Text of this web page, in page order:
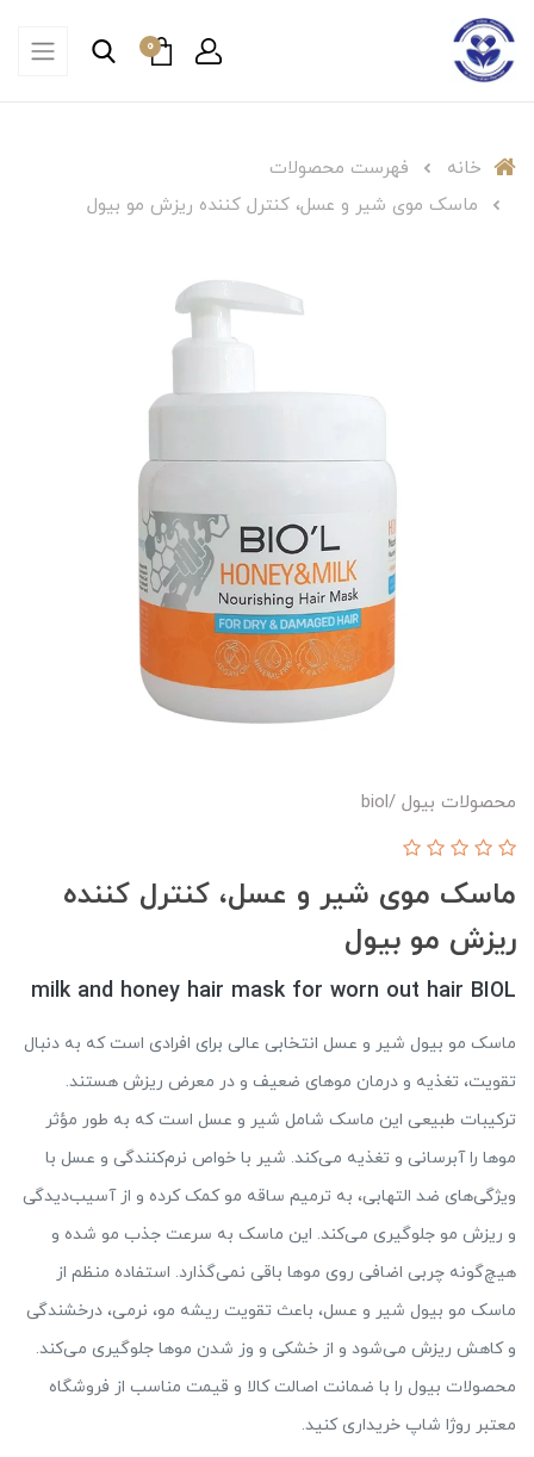
0
خانه
فهرست محصولات
ماسک موی شیر و عسل، کنترل کننده ریزش مو بیول
محصولات بیول /biol
ماسک موی شیر و عسل، کنترل کننده
ریزش مو بیول
milk and honey hair mask for worn out hair BIOL
ماسک مو بیول شیر و عسل انتخابی عالی برای افرادی است که به دنبال
تقویت، تغذیه و درمان موهای ضعیف و در معرض ریزش هستند.
ترکیبات طبیعی این ماسک شامل شیر و عسل است که به طور مؤثر
موها را آبرسانی و تغذیه می‌کند. شیر با خواص نرم‌کنندگی و عسل با
ویژگی‌های ضد التهابی، به ترمیم ساقه مو کمک کرده و از آسیب‌دیدگی
و ریزش مو جلوگیری می‌کند. این ماسک به سرعت جذب مو شده و
هیچ‌گونه چربی اضافی روی موها باقی نمی‌گذارد. استفاده منظم از
ماسک مو بیول شیر و عسل، باعث تقویت ریشه مو، نرمی، درخشندگی
و کاهش ریزش می‌شود و از خشکی و وز شدن موها جلوگیری می‌کند.
محصولات بیول را با ضمانت اصالت کالا و قیمت مناسب از فروشگاه
معتبر روژا شاپ خریداری کنید.